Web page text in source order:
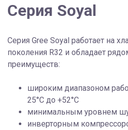
Серия Soyal
Серия Gree Soyal работает на
поколения R32 и обладает
преимуществ:
широким диапазоном
25°С до +52°С
минимальным уровнем
инверторным